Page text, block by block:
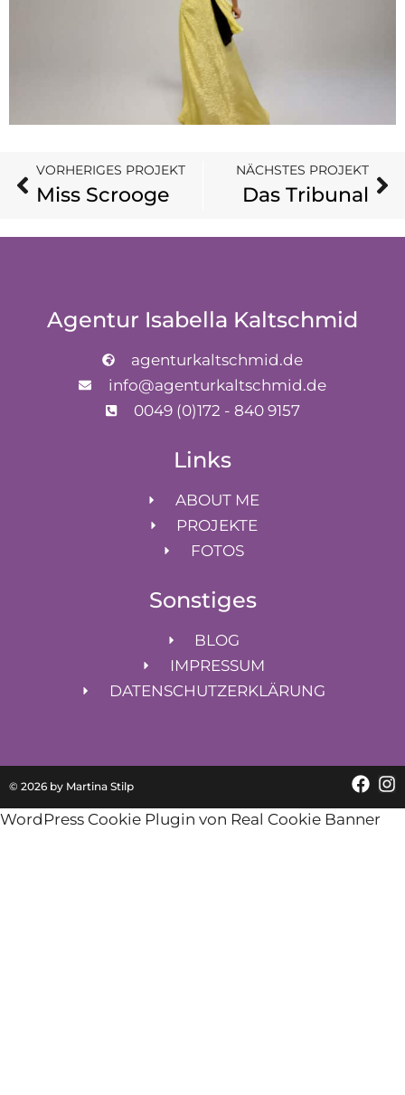
VORHERIGES PROJEKT
Miss Scrooge
NÄCHSTES PROJEKT
Das Tribunal
Agentur Isabella Kaltschmid
agenturkaltschmid.de
info@agenturkaltschmid.de
0049 (0)172 - 840 9157
Links
ABOUT ME
PROJEKTE
FOTOS
Sonstiges
BLOG
IMPRESSUM
DATENSCHUTZERKLÄRUNG
© 2026 by Martina Stilp
WordPress Cookie Plugin von Real Cookie Banner